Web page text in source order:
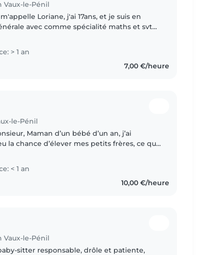
Vaux-le-Pénil
Loriane, j'ai 17ans, et je suis en
avec comme spécialité maths et svt
> 1 an
7,00 €/heure
le-Pénil
d’un an, j’ai
la chance d’élever mes petits frères, ce qui
< 1 an
10,00 €/heure
Vaux-le-Pénil
sitter responsable, drôle et patiente,